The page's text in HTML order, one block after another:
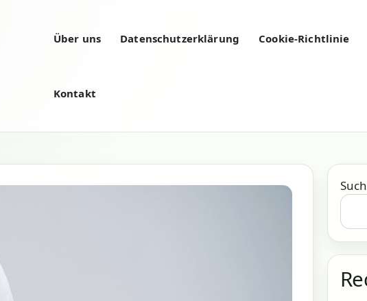
Über uns Datenschutzerklärung Cookie-Richtlinie
Kontakt